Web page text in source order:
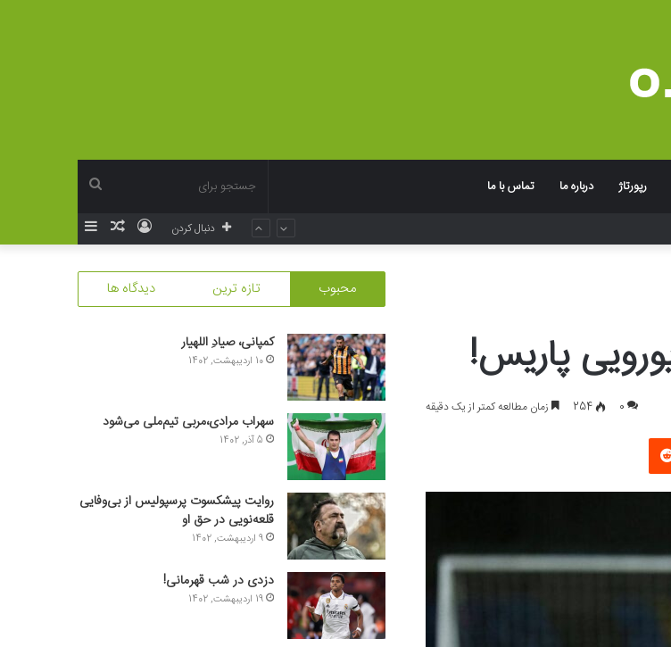
رپورتاژ درباره ما تماس با ما
براینوشته
ورود دنبال کردن
0
254 زمان مطالعه کمتر از یک دقیقه
محبوب تازه ترین دیدگاه ها
کمپانی، صیادِ اللهیار
10 اردیبهشت, 1402
سهراب مرادی،مربی تیم‌ملی می‌شود
5 آذر, 1402
روایت پیشکسوت پرسپولیس از بی‌وفایی
قلعه‌نویی در حق او
9 اردیبهشت, 1402
دزدی در شب قهرمانی!
19 اردیبهشت, 1402